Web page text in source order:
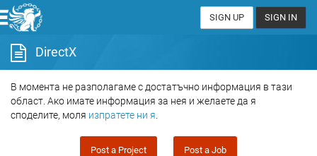
SIGN UP SIGN IN
DirectX
В момента не разполагаме с достатъчно информация в тази
област. Ако имате информация за нея и желаете да я
споделите, моля изпратете ни я
Post a Project Post a Job